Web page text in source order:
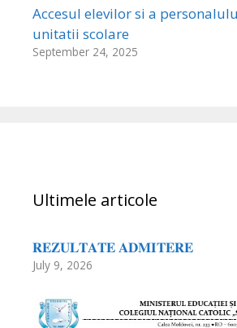
Accesul elevilor si a
unitatii scolare
September 24, 2025
Ultimele articole
𝐑𝐄𝐙𝐔𝐋𝐓𝐀𝐓𝐄 𝐀𝐃𝐌𝐈𝐓𝐄𝐑𝐄
July 9, 2026